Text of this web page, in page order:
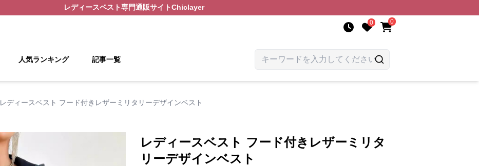
レディースベスト専門通販サイトChiclayer
0 0
人気ランキング 記事一覧
レディースベスト フード付きレザーミリタリーデザインベスト
レディースベスト フード付きレザーミリタ
リーデザインベスト